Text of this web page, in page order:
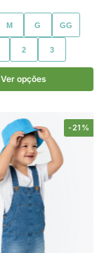
M G GG
2 3
Ver opções
-21%